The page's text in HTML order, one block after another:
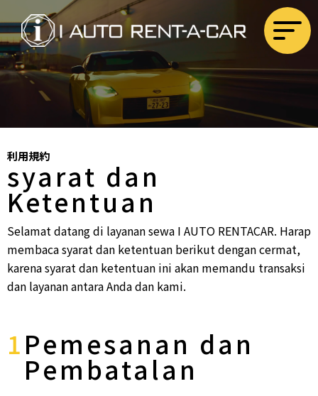
利用規約
syarat dan
Ketentuan
Selamat datang di layanan sewa I AUTO RENTACAR. Harap
membaca syarat dan ketentuan berikut dengan cermat,
karena syarat dan ketentuan ini akan memandu transaksi
dan layanan antara Anda dan kami.
1Pemesanan dan
Pembatalan